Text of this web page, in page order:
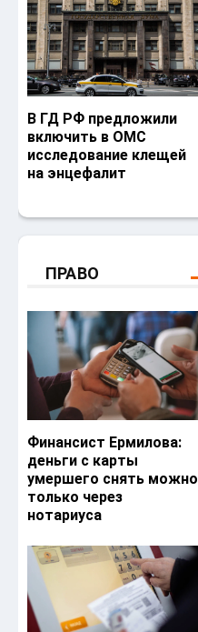
В ГД РФ предложили
включить в ОМС
исследование клещей
на энцефалит
ПРАВО
Финансист Ермилова:
деньги с карты
умершего снять можно
только через
нотариуса